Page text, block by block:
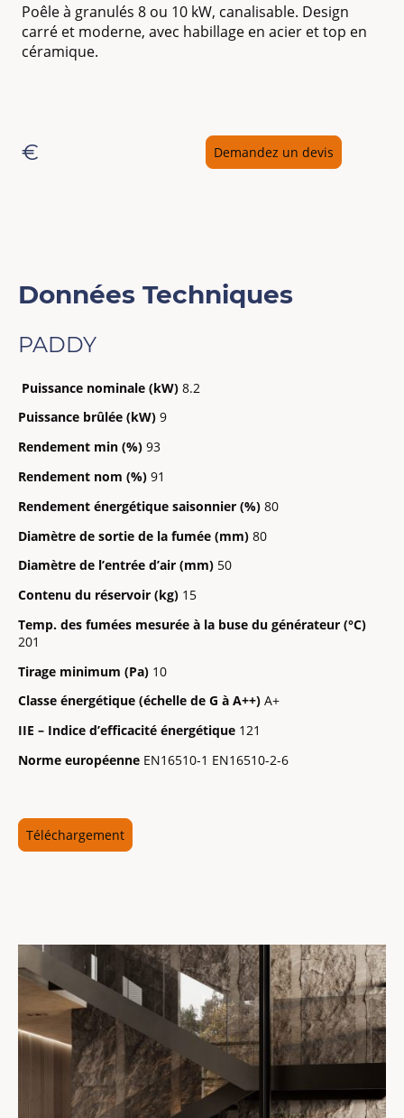
Poêle à granulés 8 ou 10 kW, canalisable. Design
carré et moderne, avec habillage en acier et top en
céramique.
€ Demandez un devis
Données Techniques
PADDY
Puissance nominale (kW) 8.2
Puissance brûlée (kW) 9
Rendement min (%) 93
Rendement nom (%) 91
Rendement énergétique saisonnier (%) 80
Diamètre de sortie de la fumée (mm) 80
Diamètre de l’entrée d’air (mm) 50
Contenu du réservoir (kg) 15
Temp. des fumées mesurée à la buse du générateur (°C)
201
Tirage minimum (Pa) 10
Classe énergétique (échelle de G à A++) A+
IIE – Indice d’efficacité énergétique 121
Norme européenne EN16510-1 EN16510-2-6
Téléchargement